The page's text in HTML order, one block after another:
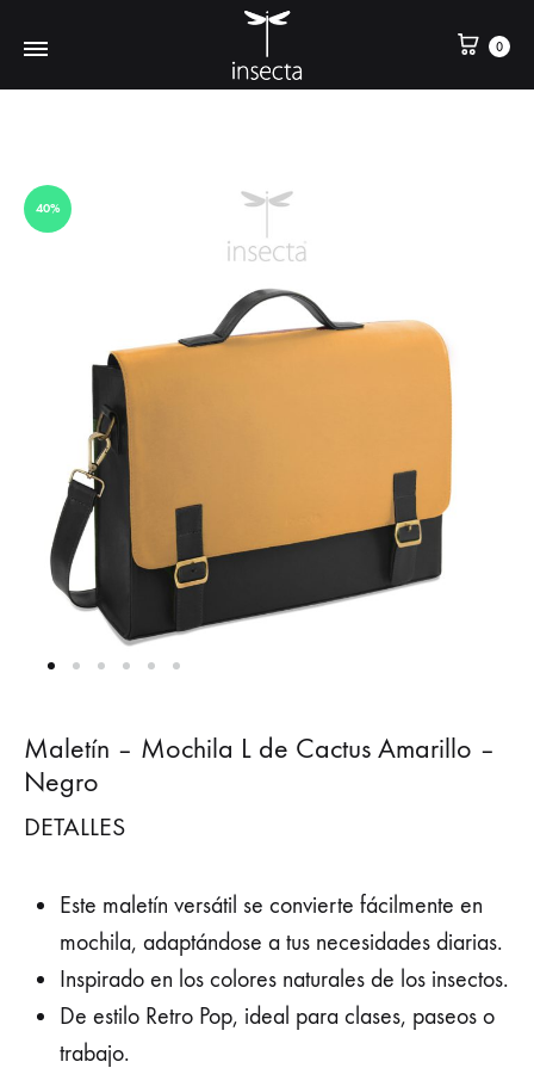
0
40%
Maletín – Mochila L de Cactus Amarillo –
Negro
DETALLES
Este maletín versátil se convierte fácilmente en
mochila, adaptándose a tus necesidades diarias.
Inspirado en los colores naturales de los insectos.
De estilo Retro Pop, ideal para clases, paseos o
trabajo.